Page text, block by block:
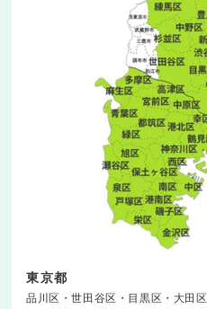
東京都
品川区 世田谷区 目黒区 大田区